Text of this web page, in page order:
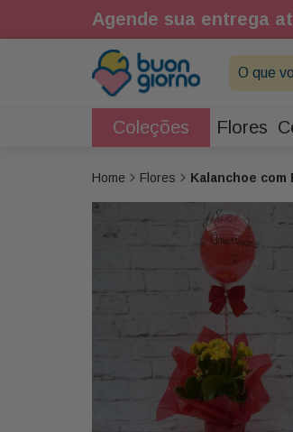
Agende sua entrega
O que
Coleções Flores
Flores Kalanchoe com